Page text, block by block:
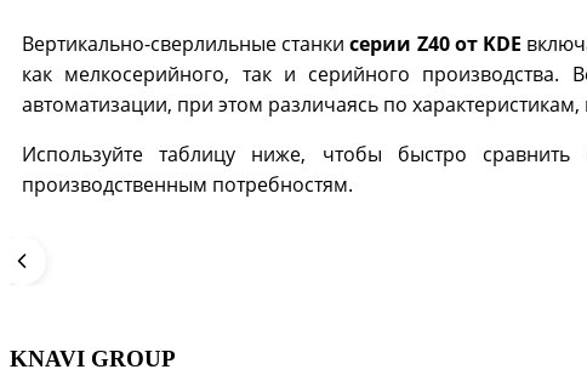
Вертикально-сверлильные станкисерии Z40 от KDE
как мелкосерийного, так и серийного
автоматизации, при этом различаясь по
Используйте таблицу ниже, чтобы быстро
производственным потребностям.
KNAVI GROUP